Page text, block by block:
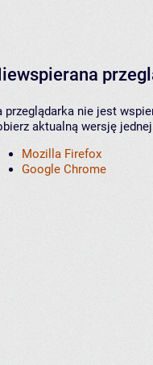
przeglądarka nie jest
aktualną wersję
Mozilla Firefox
Google Chrome